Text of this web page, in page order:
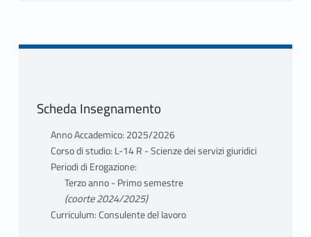
Scheda Insegnamento
Anno Accademico: 2025/2026
Corso di studio: L-14 R - Scienze dei servizi giuridici
Periodi di Erogazione:
Terzo anno - Primo semestre
(coorte 2024/2025)
Curriculum: Consulente del lavoro